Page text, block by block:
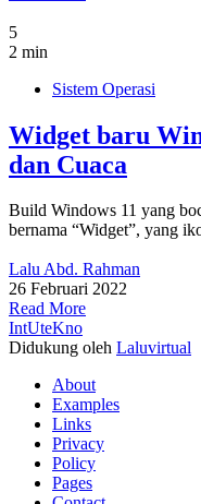
5
2 min
Sistem Operasi
Widget baru
dan Cuaca
Build Windows 11 yang
bernama “Widget”, yang
Lalu Abd. Rahman
26 Februari 2022
Read More
IntUteKno
Didukung oleh Laluvirtual
About
Examples
Links
Privacy
Policy
Pages